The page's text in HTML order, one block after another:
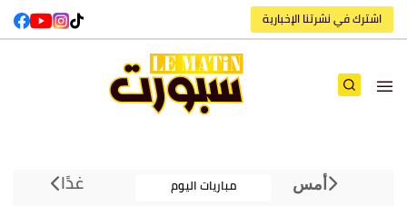
اشترك في نشرتنا الإخبارية
أمس مباريات اليوم غدًا